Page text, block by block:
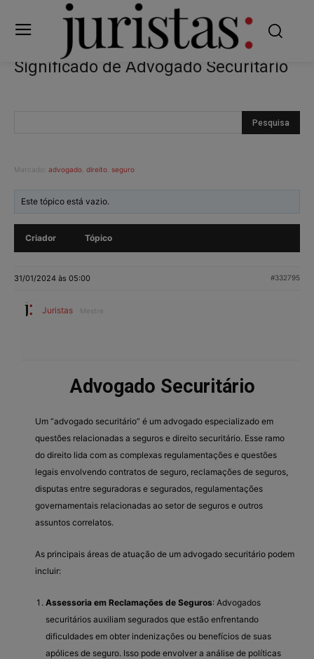
Significado de Advogado Securitário
Marcado: advogado direito seguro
Este tópico está vazio.
Criador Tópico
31/01/2024 às 05:00 #332795
Juristas Mestre
Advogado Securitário
Um “advogado securitário” é um advogado especializado em
questões relacionadas a seguros e direito securitário. Esse ramo
do direito lida com as complexas regulamentações e questões
legais envolvendo contratos de seguro, reclamações de seguros,
disputas entre seguradoras e segurados, regulamentações
governamentais relacionadas ao setor de seguros e outros
assuntos correlatos.
As principais áreas de atuação de um advogado securitário podem
incluir:
Assessoria em Reclamações de Seguros: Advogados
securitários auxiliam segurados que estão enfrentando
dificuldades em obter indenizações ou benefícios de suas
apólices de seguro. Isso pode envolver a análise de políticas